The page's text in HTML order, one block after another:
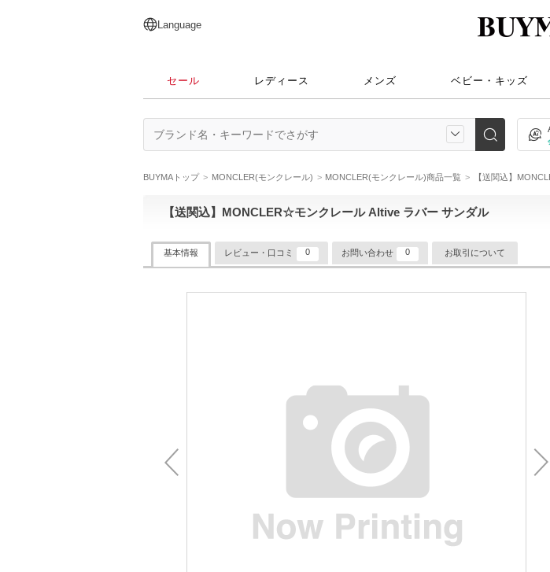
日本語
English
简体中文
繁體中文
Language
セール レディース メンズ ベビー・キッズ
BUYMAトップ MONCLER(モンクレール) MONCLER(モンクレール)商品一覧 【送関込】
【送関込】MONCLER☆モンクレール Altive ラバー サンダル
基本情報 レビュー・口コミ 0 お問い合わせ 0 お取引について